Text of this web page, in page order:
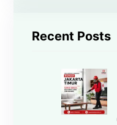
Recent Posts